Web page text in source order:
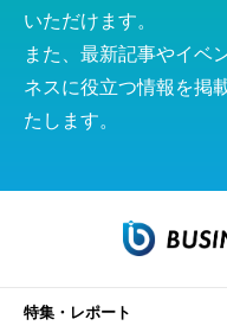
いただけます。
また、最新記事やイベ
ネスに役立つ情報を掲
たします。
特集・レポート